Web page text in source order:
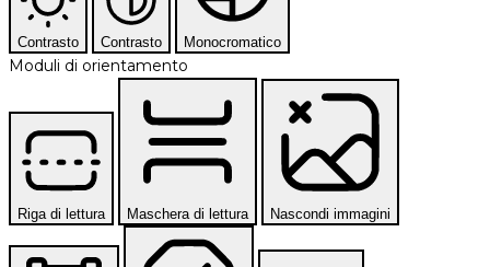
Contrasto Contrasto Monocromatico
Moduli di orientamento
Riga di lettura Maschera di lettura Nascondi immagini